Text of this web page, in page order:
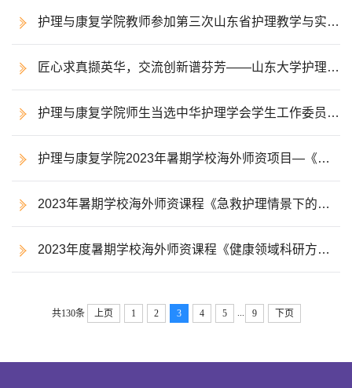
佳绩：智慧养老再创辉煌
护理与康复学院教师参加第三次山东省护理教学与实践
学术会议匠心求真撷英华，交流创新谱芬芳——山东大学护理与
康复学院赴中华护理学会第二届学生论坛交流活动
护理与康复学院师生当选中华护理学会学生工作委员会
委员 护理与康复学院2023年暑期学校海外师资项目—《临
床护理信息学》顺利结课
2023年暑期学校海外师资课程《急救护理情景下的结
构化护理措施》顺利结课
2023年度暑期学校海外师资课程《健康领域科研方法
共130条 上页 1 2 3 4 5 9 下页